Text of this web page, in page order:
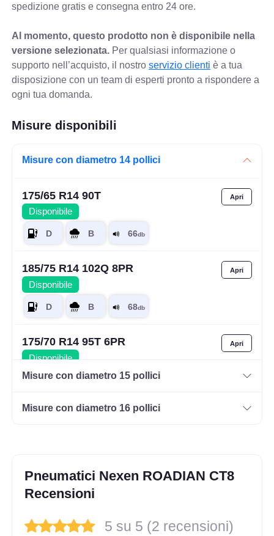
spedizione gratis e consegna entro 24 ore.
Al momento, questo prodotto non è disponibile nella
versione selezionata. Per qualsiasi informazione o
supporto nell’acquisto, il nostroservizio clienti è a tua
disposizione con un team di esperti pronto a rispondere a
ogni tua domanda.
Misure disponibili
Misure con diametro 14 pollici
175/65 R14 90T
Disponibile
185/75 R14 102Q 8PR
Disponibile
175/70 R14 95T 6PR
Disponibile
165/70 R14 89R
175/65 R14 90T
Misure con diametro 15 pollici
Misure con diametro 16 pollici
Pneumatici Nexen ROADIAN CT8
Recensioni
5 su 5 (2 recensioni)